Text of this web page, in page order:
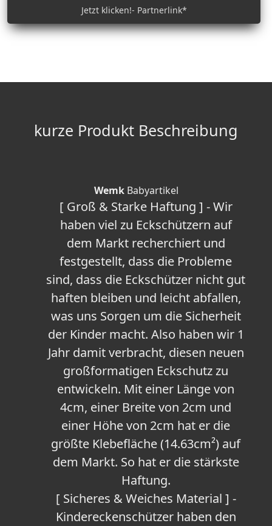
Jetzt klicken!- Partnerlink*
kurze Produkt Beschreibung
WemkBabyartikel
[ Groß & Starke Haftung ] - Wir
haben viel zu Eckschützern auf
dem Markt recherchiert und
festgestellt, dass die Probleme
sind, dass die Eckschützer nicht gut
haften bleiben und leicht abfallen,
was uns Sorgen um die Sicherheit
der Kinder macht. Also haben wir 1
Jahr damit verbracht, diesen neuen
großformatigen Eckschutz zu
entwickeln. Mit einer Länge von
4cm, einer Breite von 2cm und
einer Höhe von 2cm hat er die
größte Klebefläche (14.63cm²) auf
dem Markt. So hat er die stärkste
Haftung.
[ Sicheres & Weiches Material ] -
Kindereckenschützer haben den